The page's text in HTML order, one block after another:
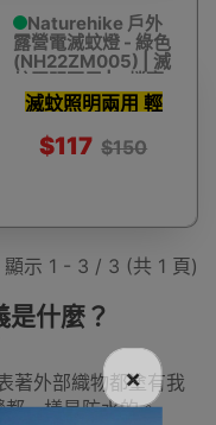
Naturehike 戶外
露營電滅蚊燈 - 綠色
(NH22ZM005) | 滅
蚊照明兩用 | 3檔亮
度調節 - 綠色
滅蚊照明兩用 輕
巧便攜僅214g
$117 $150
顯示 1 - 3 / 3 (共 1 頁)
×
什麼？
著外部織物都塗有我
一樣是防水的。